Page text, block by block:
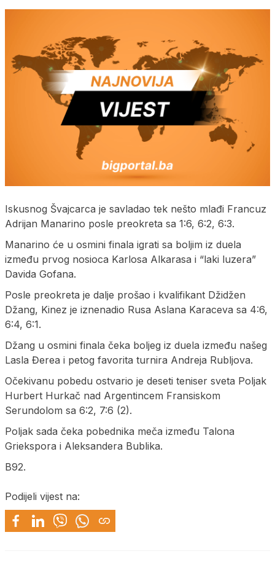
Iskusnog Švajcarca je savladao tek nešto mlađi Francuz
Adrijan Manarino posle preokreta sa 1:6, 6:2, 6:3.
Manarino će u osmini finala igrati sa boljim iz duela
između prvog nosioca Karlosa Alkarasa i “laki luzera”
Davida Gofana.
Posle preokreta je dalje prošao i kvalifikant Džidžen
Džang, Kinez je iznenadio Rusa Aslana Karaceva sa 4:6,
6:4, 6:1.
Džang u osmini finala čeka boljeg iz duela između našeg
Lasla Đerea i petog favorita turnira Andreja Rubljova.
Očekivanu pobedu ostvario je deseti teniser sveta Poljak
Hurbert Hurkač nad Argentincem Fransiskom
Serundolom sa 6:2, 7:6 (2).
Poljak sada čeka pobednika meča između Talona
Griekspora i Aleksandera Bublika.
B92.
Podijeli vijest na: